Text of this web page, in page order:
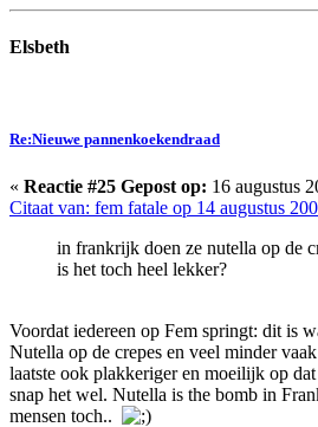
Elsbeth
Re:Nieuwe pannenkoekendraad
« Reactie #25 Gepost op: 16 augustus
Citaat van: fem fatale op 14 augustus
in frankrijk doen ze nutella op de
is het toch heel lekker?
Voordat iedereen op Fem springt: dit is
Nutella op de crepes en veel minder
laatste ook plakkeriger en moeilijk op
snap het wel. Nutella is the bomb in
mensen toch..